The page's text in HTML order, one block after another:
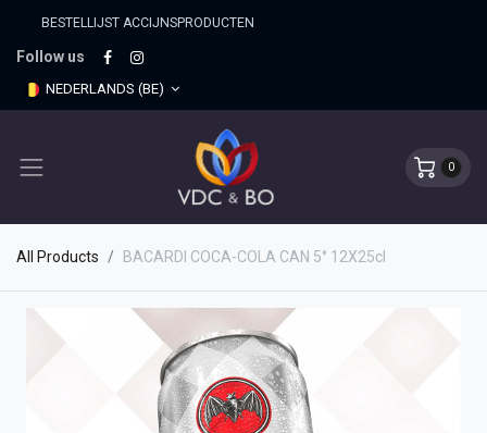
BESTELLIJST ACCIJNSPRO​DUCTEN
Follow us
NEDERLANDS (BE)
0
All Products BACARDI COCA-COLA CAN 5° 12X25cl